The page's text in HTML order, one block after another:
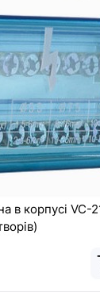
в корпусі VC-